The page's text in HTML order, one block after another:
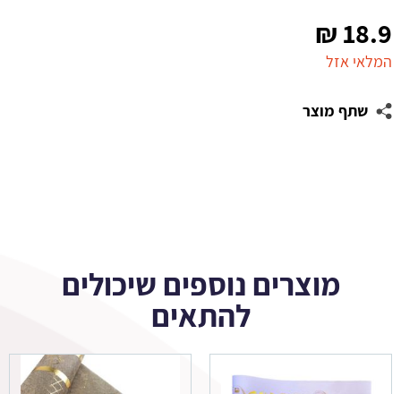
18.9
₪
המלאי אזל
שתף מוצר
מוצרים נוספים שיכולים
להתאים